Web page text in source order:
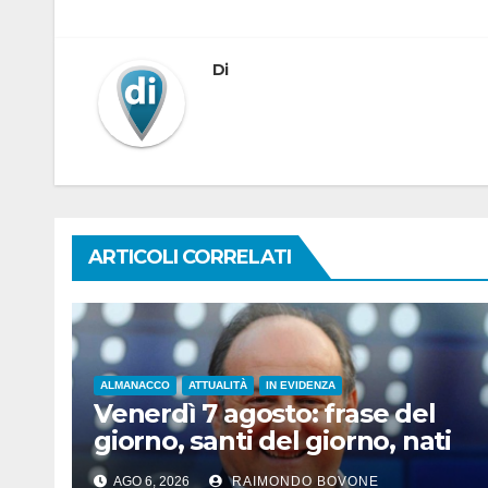
Di
ARTICOLI CORRELATI
ALMANACCO ATTUALITÀ IN EVIDENZA
Venerdì 7 agosto: frase del
giorno, santi del giorno, nati
famosi, accadde oggi
AGO 6, 2026 RAIMONDO BOVONE